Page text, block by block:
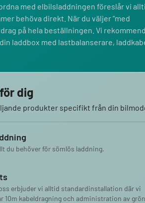
med elbilsladdningen föreslår vi
behöva direkt. När du väljer “med
på hela beställningen. Vi
laddbox med lastbalanserare,
dig
produkter specifikt från din
du behöver för sömlös laddning.
erbjuder vi alltid standardinstallation där vi
10m kabeldragning och administration av grön